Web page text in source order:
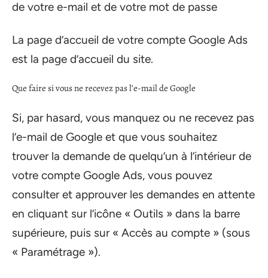
de votre e-mail et de votre mot de passe
La page d’accueil de votre compte Google Ads
est la page d’accueil du site.
Que faire si vous ne recevez pas l’e-mail de Google
Si, par hasard, vous manquez ou ne recevez pas
l’e-mail de Google et que vous souhaitez
trouver la demande de quelqu’un à l’intérieur de
votre compte Google Ads, vous pouvez
consulter et approuver les demandes en attente
en cliquant sur l’icône « Outils » dans la barre
supérieure, puis sur « Accès au compte » (sous
« Paramétrage »).